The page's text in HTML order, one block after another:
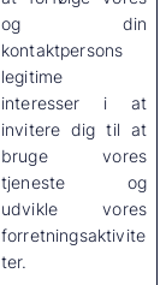
og din
kontaktpersons
legitime
interesser i at
invitere dig til at
bruge vores
tjeneste og
udvikle vores
forretningsaktivite
ter.